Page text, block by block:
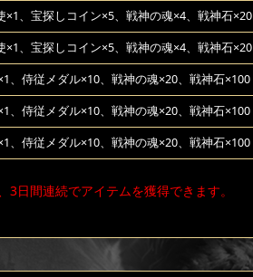
×1、宝探しコイン×5、戦神の魂×4、戦神石×20
×1、宝探しコイン×5、戦神の魂×4、戦神石×20
、侍従メダル×10、戦神の魂×20、戦神石×100
、侍従メダル×10、戦神の魂×20、戦神石×100
、侍従メダル×10、戦神の魂×20、戦神石×100
日間連続でアイテムを獲得できます。